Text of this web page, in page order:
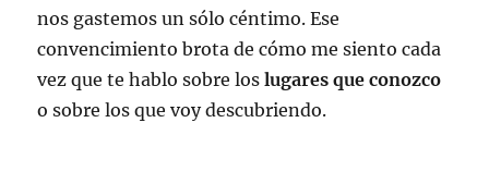
nos gastemos un sólo céntimo. Ese
convencimiento brota de cómo me siento cada
vez que te hablo sobre loslugares que conozco
o sobre los que voy descubriendo.